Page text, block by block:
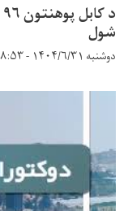
شول
دوشنبه ۱۴۰۴/۶/۳۱ - ۸:۵۳